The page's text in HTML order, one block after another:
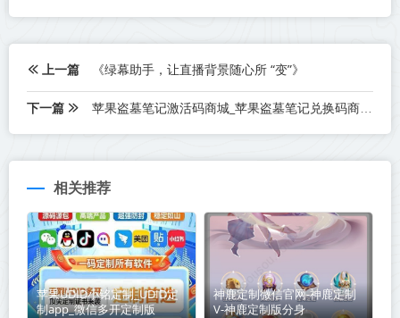
上一篇 《绿幕助手，让直播背景随心所 “变”》
下一篇 苹果盗墓笔记激活码商城_苹果盗墓笔记兑换码商城_苹果授权码卡密自助商城
相关推荐
苹果UDID小铭定制_UDID定
制app_微信多开定制版
神鹿定制微信官网-神鹿定制
V-神鹿定制版分身